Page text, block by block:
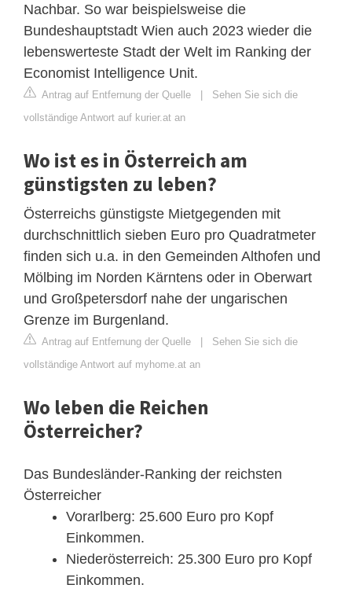
Nachbar. So war beispielsweise die
Bundeshauptstadt Wien auch 2023 wieder die
lebenswerteste Stadt der Welt im Ranking der
Economist Intelligence Unit.
Antrag auf Entfernung der Quelle | Sehen Sie sich die
vollständige Antwort auf kurier.at an
Wo ist es in Österreich am
günstigsten zu leben?
Österreichs günstigste Mietgegenden mit
durchschnittlich sieben Euro pro Quadratmeter
finden sich u.a. in den Gemeinden Althofen und
Mölbing im Norden Kärntens oder in Oberwart
und Großpetersdorf nahe der ungarischen
Grenze im Burgenland.
Antrag auf Entfernung der Quelle | Sehen Sie sich die
vollständige Antwort auf myhome.at an
Wo leben die Reichen
Österreicher?
Das Bundesländer-Ranking der reichsten
Österreicher
Vorarlberg: 25.600 Euro pro Kopf
Einkommen.
Niederösterreich: 25.300 Euro pro Kopf
Einkommen.